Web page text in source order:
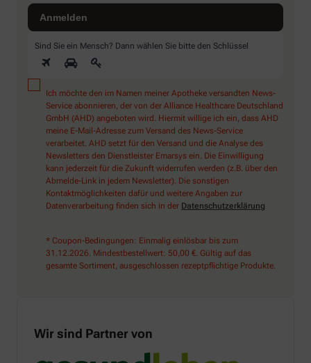
Sind Sie ein Mensch? Dann wählen Sie bitte den Schlüssel
Ich möchte den im Namen meiner Apotheke versandten News-
Service abonnieren, der von der Alliance Healthcare Deutschland
GmbH (AHD) angeboten wird. Hiermit willige ich ein, dass AHD
meine E-Mail-Adresse zum Versand des News-Service
verarbeitet. AHD setzt für den Versand und die Analyse des
Newsletters den Dienstleister Emarsys ein. Die Einwilligung
kann jederzeit für die Zukunft widerrufen werden (z.B. über den
Abmelde-Link in jedem Newsletter). Die sonstigen
Kontaktmöglichkeiten dafür und weitere Angaben zur
Datenverarbeitung finden sich in der Datenschutzerklärung
* Coupon-Bedingungen: Einmalig einlösbar bis zum
31.12.2026. Mindestbestellwert: 50,00 €. Gültig auf das
gesamte Sortiment, ausgeschlossen rezeptpflichtige Produkte.
Wir sind Partner von